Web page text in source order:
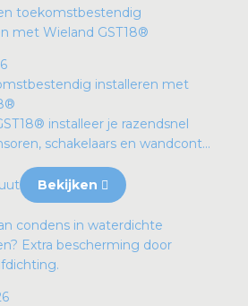
installeren met
installeer je razendsnel
schakelaars en wandcont...
Bekijken